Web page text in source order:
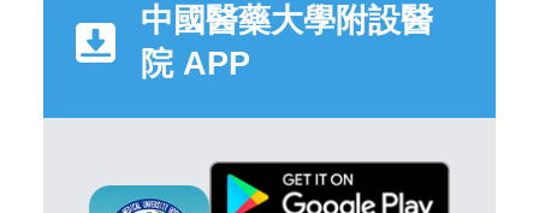
中國醫藥大學附設醫
院 APP